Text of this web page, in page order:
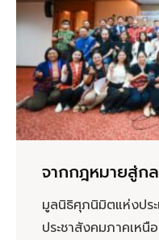
จากกฎหมายสู่ก
มูลนิธิศุภนิมิตแห่งปร
ประชาสังคมภาคเห